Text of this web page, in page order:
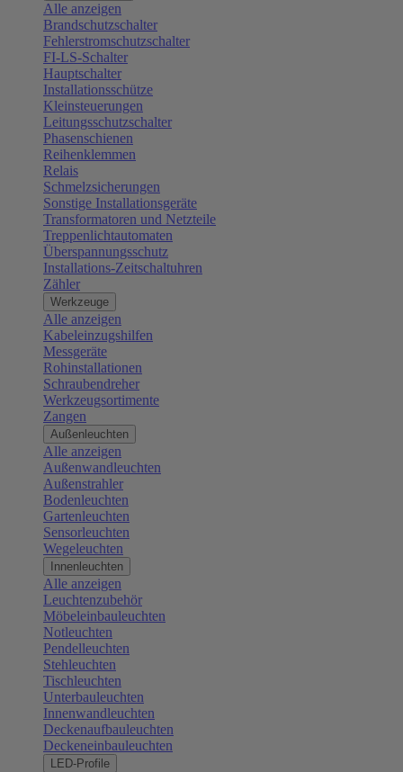
Alle anzeigen
Brandschutzschalter
Fehlerstromschutzschalter
FI-LS-Schalter
Hauptschalter
Installationsschütze
Kleinsteuerungen
Leitungsschutzschalter
Phasenschienen
Reihenklemmen
Relais
Schmelzsicherungen
Sonstige Installationsgeräte
Transformatoren und Netzteile
Treppenlichtautomaten
Überspannungsschutz
Installations-Zeitschaltuhren
Zähler
Werkzeuge
Alle anzeigen
Kabeleinzugshilfen
Messgeräte
Rohinstallationen
Schraubendreher
Werkzeugsortimente
Zangen
Außenleuchten
Alle anzeigen
Außenwandleuchten
Außenstrahler
Bodenleuchten
Gartenleuchten
Sensorleuchten
Wegeleuchten
Innenleuchten
Alle anzeigen
Leuchtenzubehör
Möbeleinbauleuchten
Notleuchten
Pendelleuchten
Stehleuchten
Tischleuchten
Unterbauleuchten
Innenwandleuchten
Deckenaufbauleuchten
Deckeneinbauleuchten
LED-Profile